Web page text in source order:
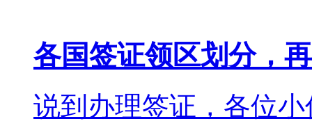
各国签证领区划分，
说到办理签证，各位